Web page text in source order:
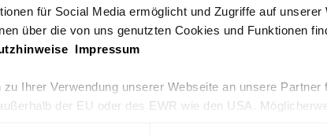
für Social Media ermöglicht und Zugriffe auf
über die von uns genutzten Cookies und Funktionen
Impressum
Ihrer Verwendung unserer Webseite an unsere Partner
der EU oder des EWR wie den USA.